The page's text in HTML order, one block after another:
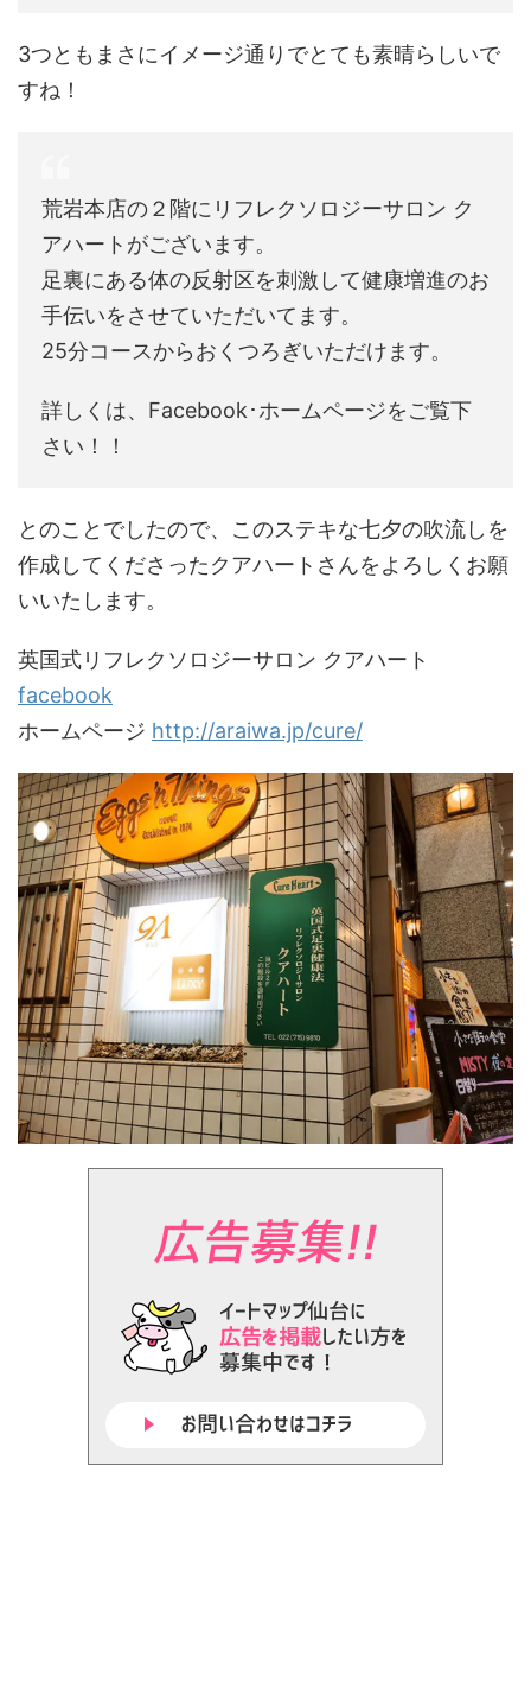
3つともまさにイメージ通りでとても素晴らしいで
すね！
荒岩本店の２階にリフレクソロジーサロン ク
アハートがございます。
足裏にある体の反射区を刺激して健康増進のお
手伝いをさせていただいてます。
25分コースからおくつろぎいただけます。
詳しくは、Facebook･ホームページをご覧下
さい！！
とのことでしたので、このステキな七夕の吹流しを
作成してくださったクアハートさんをよろしくお願
いいたします。
英国式リフレクソロジーサロン クアハート
facebook
ホームページ http://araiwa.jp/cure/